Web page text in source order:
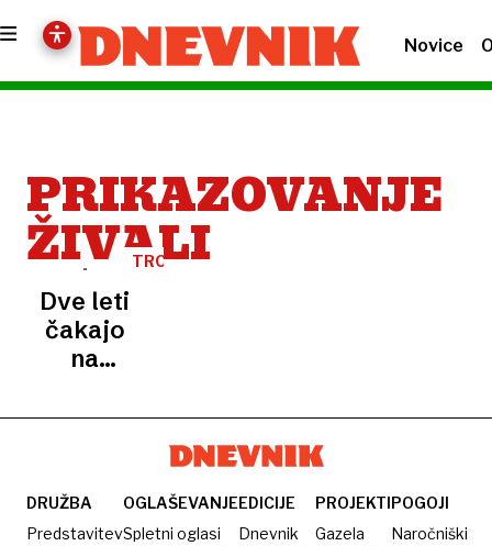
Novice
PRIKAZOVANJE
ŽIVALI
TROPSKA
Dve leti
čakajo
na
za
prikazovanje
DRUŽBA
Predstavitev
OGLAŠEVANJE
Spletni oglasi
EDICIJE
Dnevnik
PROJEKTI
Gazela
POGOJI
Naročniški